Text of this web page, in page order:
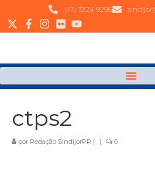
(41) 3224 9296
ctps2
por Redação SindijorPR | | 0